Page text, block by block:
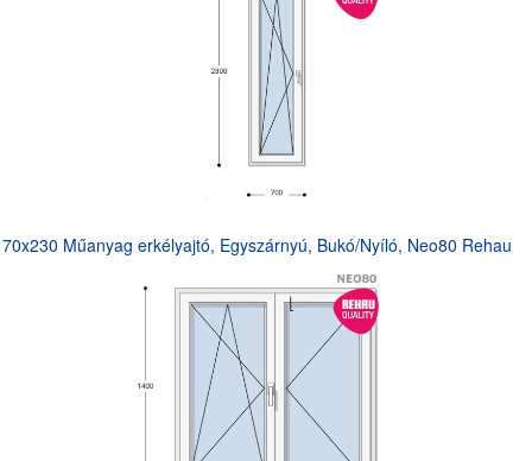
70x230 Műanyag erkélyajtó, Egyszárnyú, Bukó/Nyíló, Neo80 Rehau